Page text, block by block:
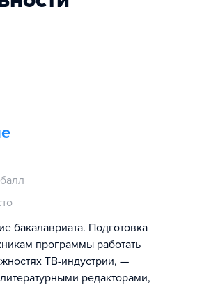
бакалавриата. Подготовка
программы работать
ТВ-индустрии, —
редакторами,